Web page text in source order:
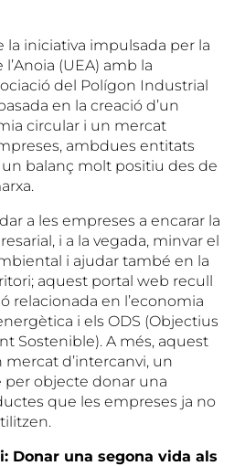
la iniciativa impulsada per la
(UEA) amb la
del Polígon Industrial
en la creació d’un
circular i un mercat
ambdues entitats
balanç molt positiu des de
a les empreses a encarar la
i a la vegada, minvar el
i ajudar també en la
aquest portal web recull
relacionada en l’economia
i els ODS (Objectius
Sostenible). A més, aquest
d’intercanvi, un
objecte donar una
que les empreses ja no
Donar una segona vida als